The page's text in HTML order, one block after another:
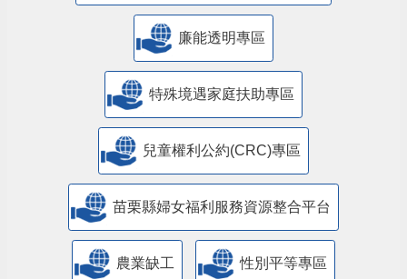
廉能透明專區
特殊境遇家庭扶助專區
兒童權利公約(CRC)專區
苗栗縣婦女福利服務資源整合平台
農業缺工 性別平等專區